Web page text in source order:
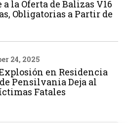
a la Oferta de Balizas V16
Obligatorias a Partir de
24, 2025
en Residencia
Pensilvania Deja al
Fatales